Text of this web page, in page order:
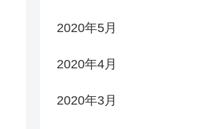
2020年5月
2020年4月
2020年3月